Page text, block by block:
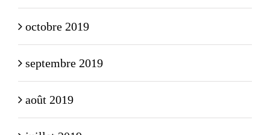
octobre 2019
septembre 2019
août 2019